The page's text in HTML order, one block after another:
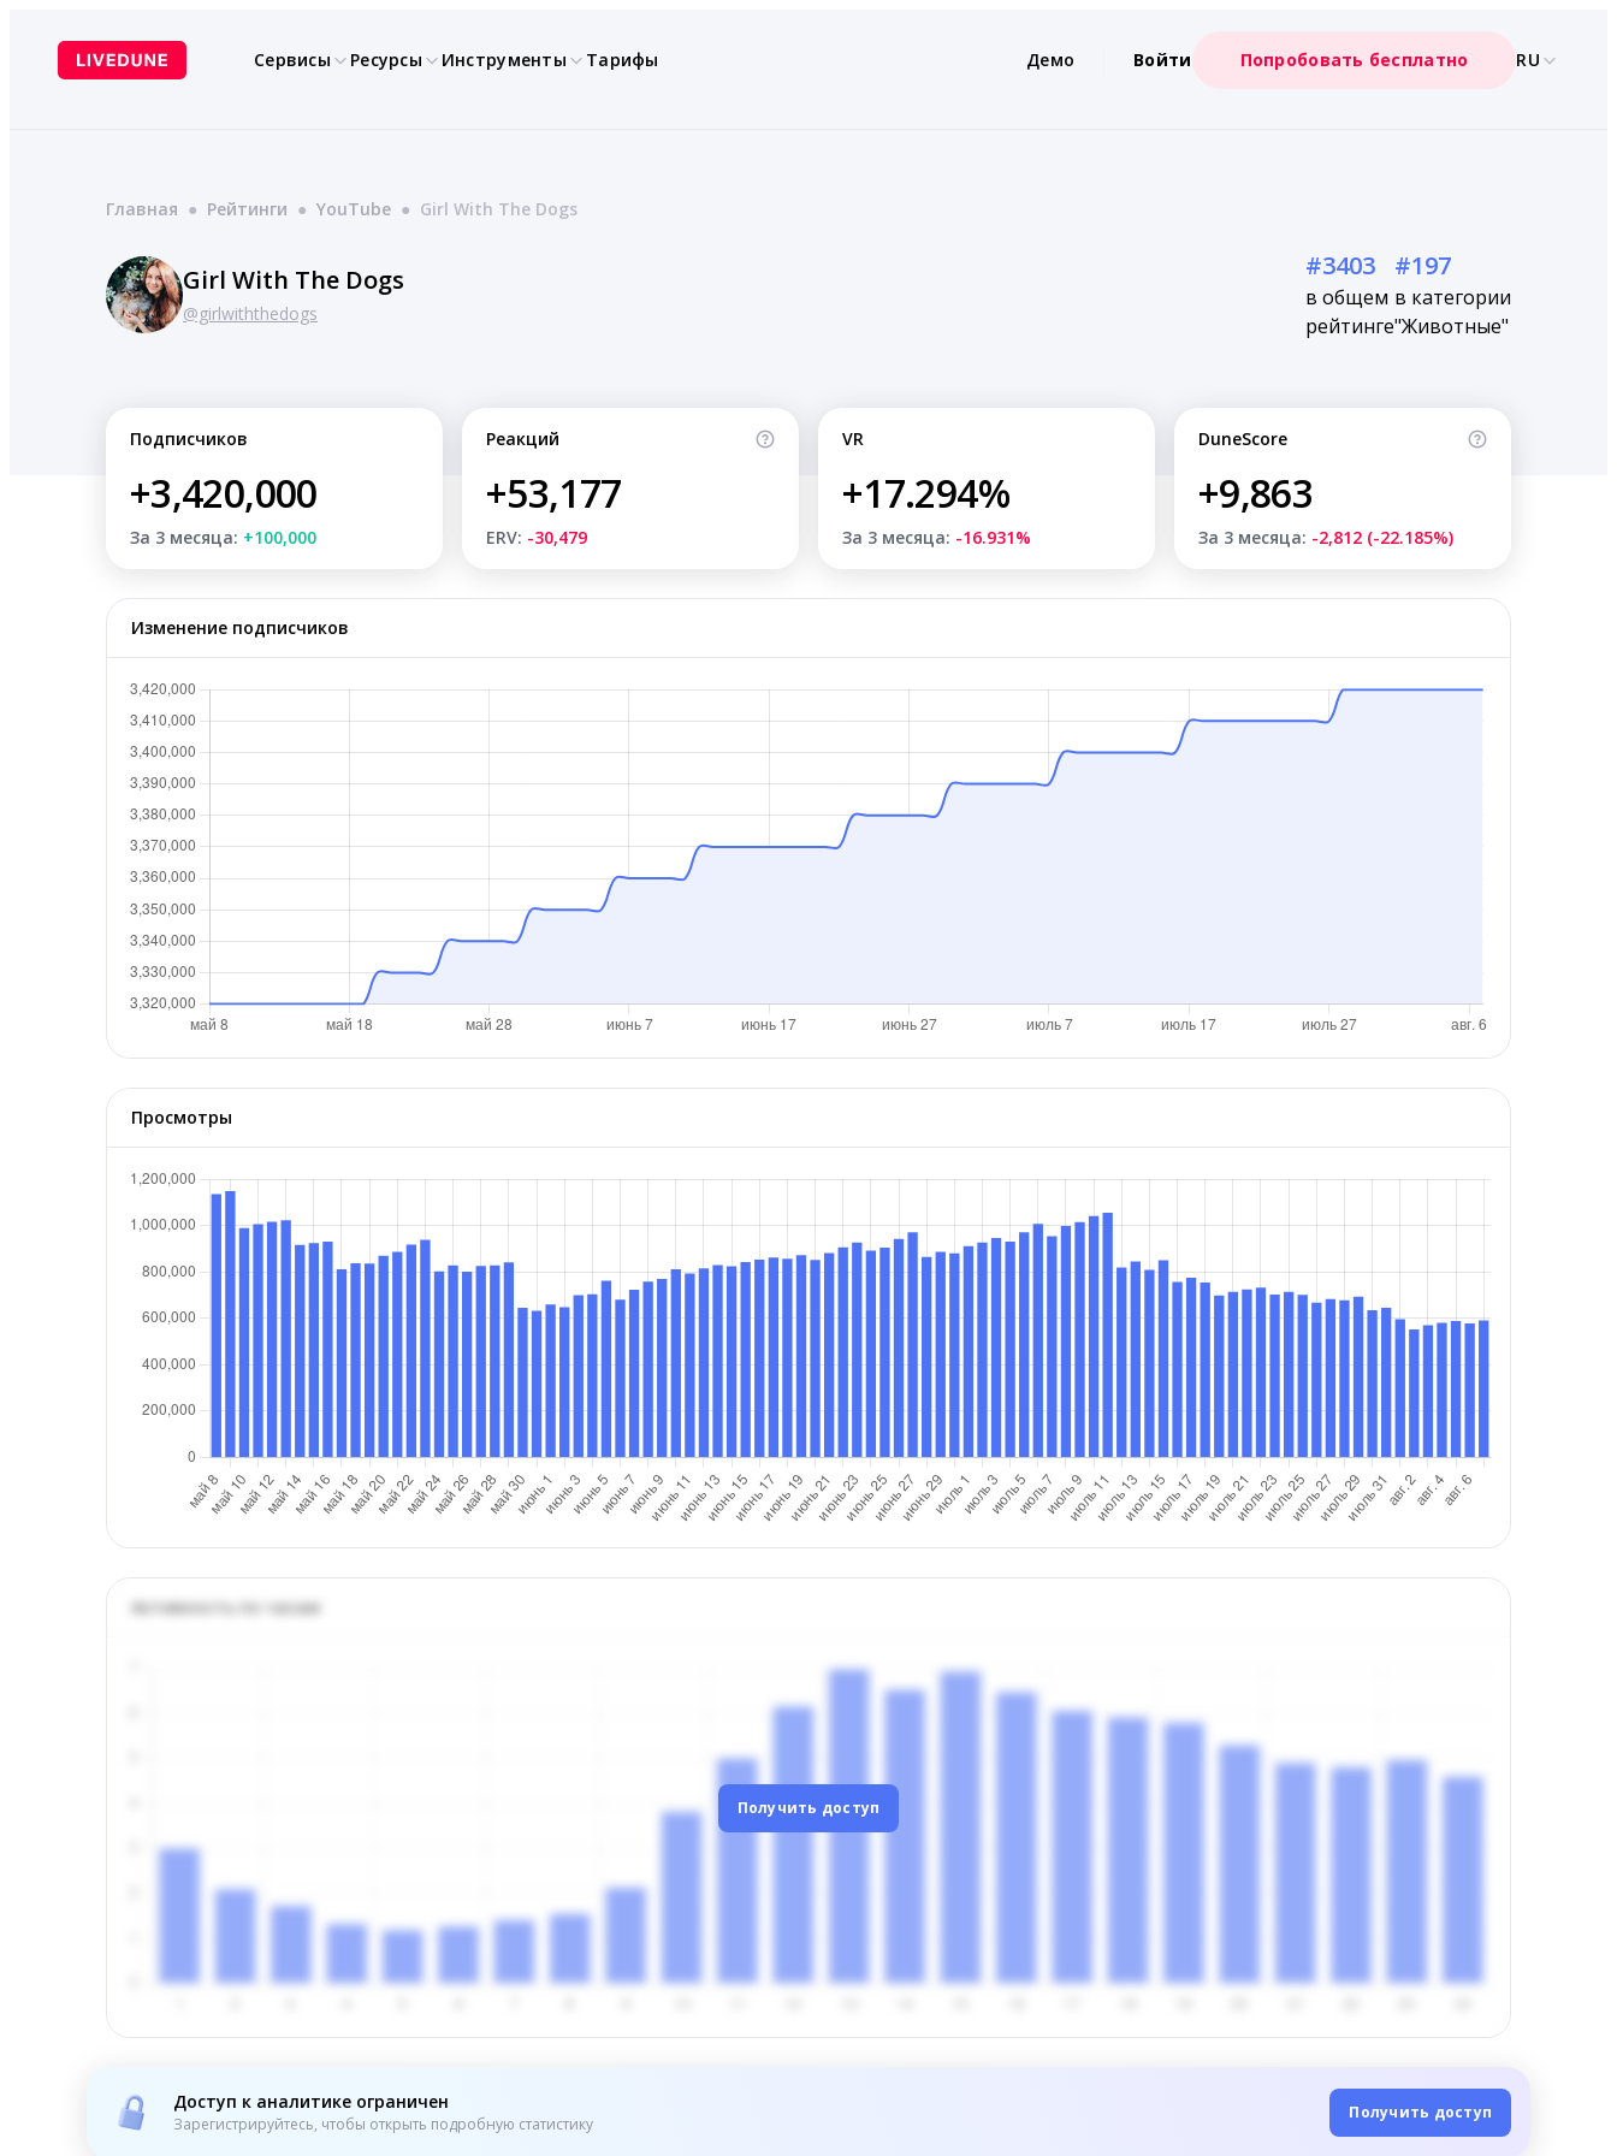
содержимому
Сервисы Ресурсы Инструменты Тарифы Демо Войти Попробовать бесплатно RU
Главная ● Рейтинги ● YouTube ● Girl With The Dogs
Girl With The Dogs
@girlwiththedogs
#3403
в общем
рейтинге
#197
в категории
"Животные"
Подписчиков
+3,420,000
За 3 месяца: +100,000
Реакций
+53,177
ERV: -30,479
VR
+17.294%
За 3 месяца: -16.931%
DuneScore
+9,863
За 3 месяца: -2,812 (-22.185%)
Изменение подписчиков
Просмотры
Активность по часам
Получить доступ
Доступ к аналитике ограничен
Зарегистрируйтесь, чтобы открыть подробную статистику
Получить доступ